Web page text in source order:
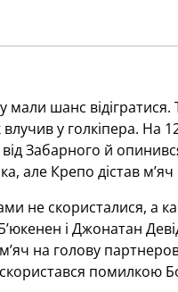
мали шанс
у голкіпера. На
Забарного й
але Крепо дістав м’яч
не скористалися, а
Б’юкенен і Джонатан
на голову
помилкою